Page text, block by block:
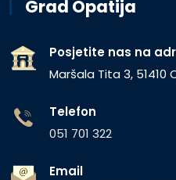
Grad Opatija
Posjetite nas na
Maršala Tita 3, 51410
Telefon
051 701 322
Email